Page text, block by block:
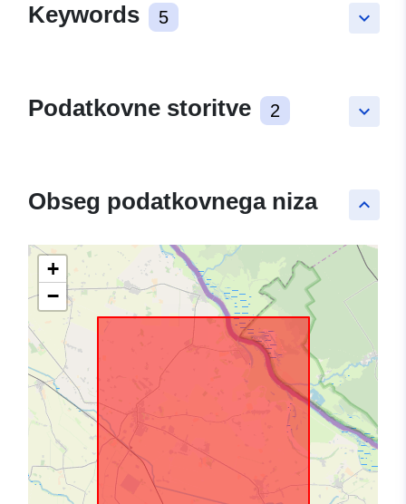
keyboard_arrow_down
Keywords 5
keyboard_arrow_down
Podatkovne storitve 2
keyboard_arrow_up
Obseg podatkovnega niza
+
−